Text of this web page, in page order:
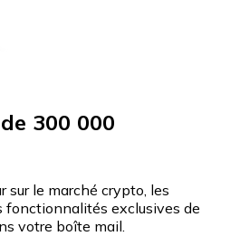
300 000
sur le marché crypto, les
fonctionnalités exclusives de
votre boîte mail.